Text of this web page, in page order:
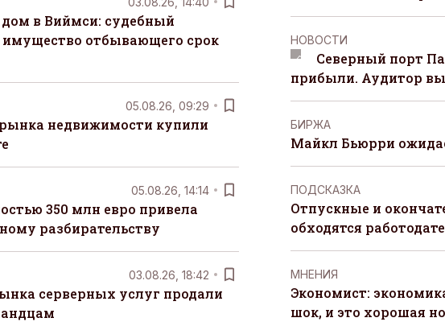
в Виймси: судебный
имущество отбывающего срок
05.08.26, 09:29
недвижимости купили
05.08.26, 14:14
350 млн евро привела
разбирательству
03.08.26, 18:42
серверных услуг продали
НОВОСТИ
Северный порт
прибыли. Аудитор
БИРЖА
Майкл Бьюрри
ПОДСКАЗКА
Отпускные и
обходятся
MНЕНИЯ
Экономист:
шок, и это хорошая